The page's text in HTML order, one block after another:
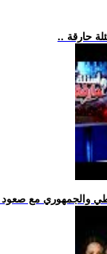
والجمهوري مع